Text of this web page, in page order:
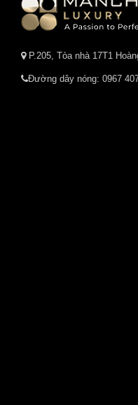
P.205, Tòa nhà 17T1
Đường dây nóng: 0967